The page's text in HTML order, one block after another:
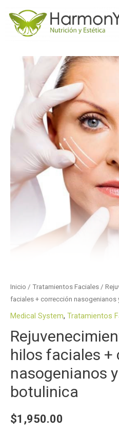
Inicio / Tratamientos Faciales /
faciales + corrección nasogenianos
Medical System, Tratamientos
hilos faciales +
nasogenianos
botulinica
$1,950.00